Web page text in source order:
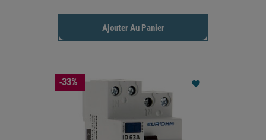
Ajouter Au Panier
favorite
-33%